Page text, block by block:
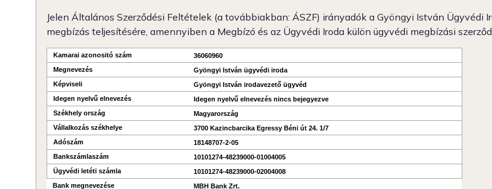
Jelen Általános Szerződési Feltételek (a továbbiakban: ÁSZF) irányadók a Gyöngyi István Ügyvédi
megbízás teljesítésére, amennyiben a Megbízó és az Ügyvédi Iroda külön ügyvédi megbízási
Kamarai azonositó szám
36060960
Megnevezés
Gyöngyi István ügyvédi iroda
Képviseli
Gyöngyi István irodavezető ügyvéd
Idegen nyelvű elnevezés
Idegen nyelvű elnevezés nincs bejegyezve
Székhely ország
Magyarország
Vállalkozás székhelye
3700 Kazincbarcika Egressy Béni út 24. 1/7
Adószám
18148707-2-05
Bankszámlaszám
10101274-48239000-01004005
Ügyvédi letéti számla
10101274-48239000-02004008
Bank megnevezése
MBH Bank Zrt.